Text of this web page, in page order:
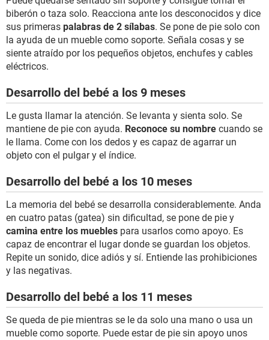
biberón o taza solo. Reacciona ante los desconocidos y dice
sus primeras palabras de 2 sílabas. Se pone de pie solo con
la ayuda de un mueble como soporte. Señala cosas y se
siente atraído por los pequeños objetos, enchufes y cables
eléctricos.
Desarrollo del bebé a los 9 meses
Le gusta llamar la atención. Se levanta y sienta solo. Se
mantiene de pie con ayuda. Reconoce su nombre cuando se
le llama. Come con los dedos y es capaz de agarrar un
objeto con el pulgar y el índice.
Desarrollo del bebé a los 10 meses
La memoria del bebé se desarrolla considerablemente. Anda
en cuatro patas (gatea) sin dificultad, se pone de pie y
camina entre los muebles para usarlos como apoyo. Es
capaz de encontrar el lugar donde se guardan los objetos.
Repite un sonido, dice adiós y sí. Entiende las prohibiciones
y las negativas.
Desarrollo del bebé a los 11 meses
Se queda de pie mientras se le da solo una mano o usa un
mueble como soporte. Puede estar de pie sin apoyo unos